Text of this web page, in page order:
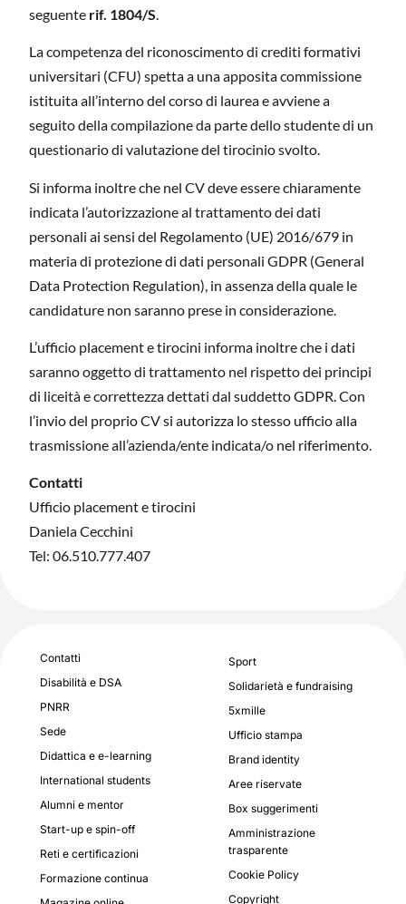
seguente rif. 1804/S.
La competenza del riconoscimento di crediti formativi
universitari (CFU) spetta a una apposita commissione
istituita all’interno del corso di laurea e avviene a
seguito della compilazione da parte dello studente di un
questionario di valutazione del tirocinio svolto.
Si informa inoltre che nel CV deve essere chiaramente
indicata l’autorizzazione al trattamento dei dati
personali ai sensi del Regolamento (UE) 2016/679 in
materia di protezione di dati personali GDPR (General
Data Protection Regulation), in assenza della quale le
candidature non saranno prese in considerazione.
L’ufficio placement e tirocini informa inoltre che i dati
saranno oggetto di trattamento nel rispetto dei principi
di liceità e correttezza dettati dal suddetto GDPR. Con
l’invio del proprio CV si autorizza lo stesso ufficio alla
trasmissione all’azienda/ente indicata/o nel riferimento.
Contatti
Ufficio placement e tirocini
Daniela Cecchini
Tel: 06.510.777.407
Contatti
Disabilità e DSA
PNRR
Sede
Didattica e e-learning
International students
Alumni e mentor
Start-up e spin-off
Reti e certificazioni
Formazione continua
Sport
Solidarietà e fundraising
5xmille
Ufficio stampa
Brand identity
Aree riservate
Box suggerimenti
Amministrazione
trasparente
Cookie Policy
Copyright